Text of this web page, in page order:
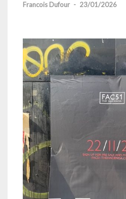
Francois Dufour - 23/01/2026